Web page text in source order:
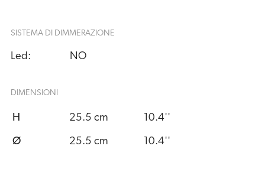
SISTEMA DI DIMMERAZIONE
Led: NO
DIMENSIONI
H 25.5 cm 10.4''
Ø 25.5 cm 10.4''